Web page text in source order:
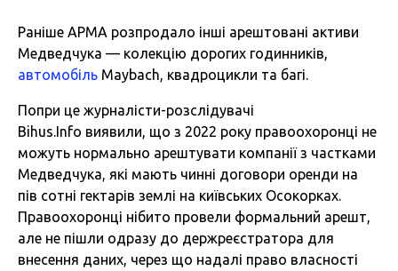
Раніше АРМА розпродало інші арештовані активи
Медведчука — колекцію дорогих годинників,
автомобіль Maybach, квадроцикли та багі.
Попри це журналісти-розслідувачі
Bihus.Info виявили, що з 2022 року правоохоронці не
можуть нормально арештувати компанії з частками
Медведчука, які мають чинні договори оренди на
пів сотні гектарів землі на київських Осокорках.
Правоохоронці нібито провели формальний арешт,
але не пішли одразу до держреєстратора для
внесення даних, через що надалі право власності